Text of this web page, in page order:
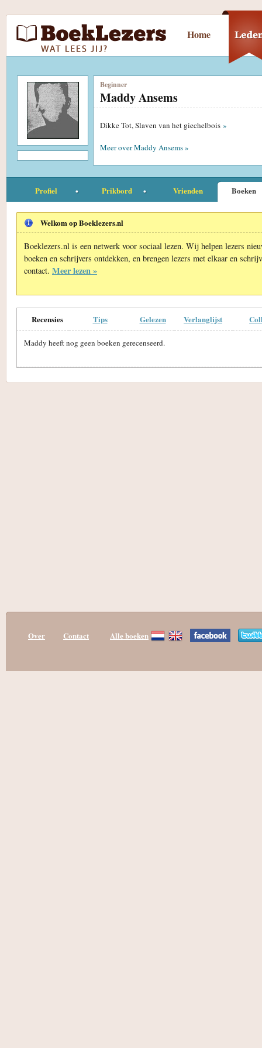
Home
Beginner
Maddy Ansems
Dikke Tot, Slaven van het giechelbois »
Meer over Maddy Ansems »
Profiel Prikbord Vrienden Boeken
Welkom op Boeklezers.nl
Boeklezers.nl is een netwerk voor sociaal lezen. Wij helpen lezers
boeken en schrijvers ontdekken, en brengen lezers met elkaar en
contact. Meer lezen »
Recensies Tips Gelezen Verlanglijst
Maddy heeft nog geen boeken gerecenseerd.
Over Contact Alle boeken